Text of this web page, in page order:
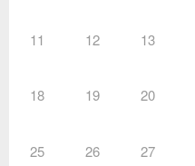
11 12 13
18 19 20
25 26 27